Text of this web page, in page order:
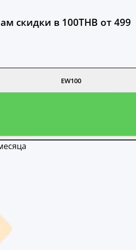
скидки в 100THB от 499
EW100